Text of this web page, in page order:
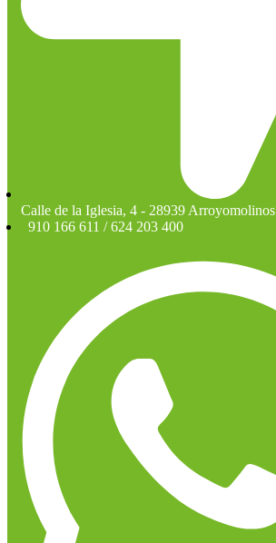
Calle de la Iglesia, 4 - 28939 Arroyomolinos
910 166 611 / 624 203 400